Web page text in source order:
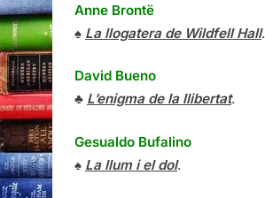
Anne Brontë
♠ La llogatera de Wildfell Hall.
David Bueno
♣ L’enigma de la llibertat.
Gesualdo Bufalino
♠ La llum i el dol.